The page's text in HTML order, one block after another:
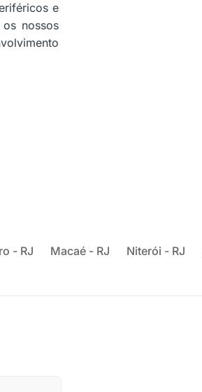
e
nossos
- RJ Macaé - RJ Niterói - RJ